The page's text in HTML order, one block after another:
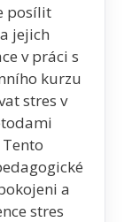
posílit
jejich
v práci s
kurzu
stres v
a
stres